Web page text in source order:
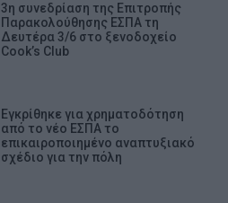
3η συνεδρίαση της Επιτροπής
Παρακολούθησης ΕΣΠΑ τη
Δευτέρα 3/6 στο ξενοδοχείο
Cook’s Club
Εγκρίθηκε για χρηματοδότηση
από το νέο ΕΣΠΑ το
επικαιροποιημένο αναπτυξιακό
σχέδιο για την πόλη